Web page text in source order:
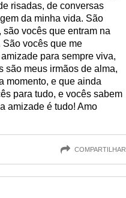
risadas, de conversas
da minha vida. São
vocês que entram na
vocês que me
para sempre viva,
são meus irmãos de alma,
momento, e que ainda
para tudo, e vocês sabem
amizade é tudo! Amo
COMPARTILHAR